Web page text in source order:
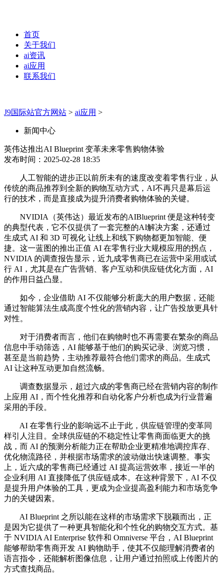
首页
关于我们
ai资讯
ai应用
联系我们
J9国际站官方网站 > ai应用 >
新闻中心
英伟达推出AI Blueprint 变革未来零售购物体验
发布时间：2025-02-28 18:35
人工智能的进步正以前所未有的速度改变着零售行业，从
传统的商品推荐到全新的购物互动方式，AI不再只是幕后运
行的技术，而是直接成为提升消费者购物体验的关键。
NVIDIA（英伟达）最近发布的AIBlueprint 便是这种转变
的典型代表，它不仅提供了一套完整的AI解决方案，还通过
生成式 AI 和 3D 可视化 让线上和线下购物都更加智能、便
捷。这一蓝图的推出正值 AI 在零售行业大规模应用的拐点，
NVIDIA 的调查报告显示，近九成零售商已在运营中采用或试
行 AI，尤其是在广告营销、客户互动和供应链优化方面，AI
的作用日益凸显。
如今，企业借助 AI 不仅能够分析庞大的用户数据，还能
通过智能算法生成高度个性化的营销内容，让广告投放更具针
对性。
对于消费者而言，他们在购物时也不再需要在繁杂的商品
信息中手动筛选，AI 能够基于他们的购买记录、浏览习惯，
甚至是当前趋势，主动推荐最符合他们需求的商品。生成式
AI 让这种互动更加自然流畅。
调查数据显示，超过六成的零售商已经在营销内容的制作
上应用 AI，而个性化推荐和自动化客户分析也成为行业普遍
采用的手段。
AI 在零售行业的影响远不止于此，供应链管理的变革同
样引人注目。全球供应链的不稳定性让零售商面临更大的挑
战，而 AI 的预测分析能力正在帮助企业更精准地调控库存、
优化物流路径，并根据市场需求的波动做出快速调整。事实
上，近六成的零售商已经通过 AI 提高运营效率，接近一半的
企业利用 AI 直接降低了供应链成本。在这种背景下，AI 不仅
是提升用户体验的工具，更成为企业提高盈利能力和市场竞争
力的关键因素。
AI Blueprint 之所以能在这样的市场需求下脱颖而出，正
是因为它提供了一种更具智能化和个性化的购物交互方式。基
于 NVIDIA AI Enterprise 软件和 Omniverse 平台，AI Blueprint
能够帮助零售商开发 AI 购物助手，使其不仅能理解消费者的
语言指令，还能解析图像信息，让用户通过拍照或上传图片的
方式查找商品。